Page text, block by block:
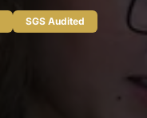
SGS Audited